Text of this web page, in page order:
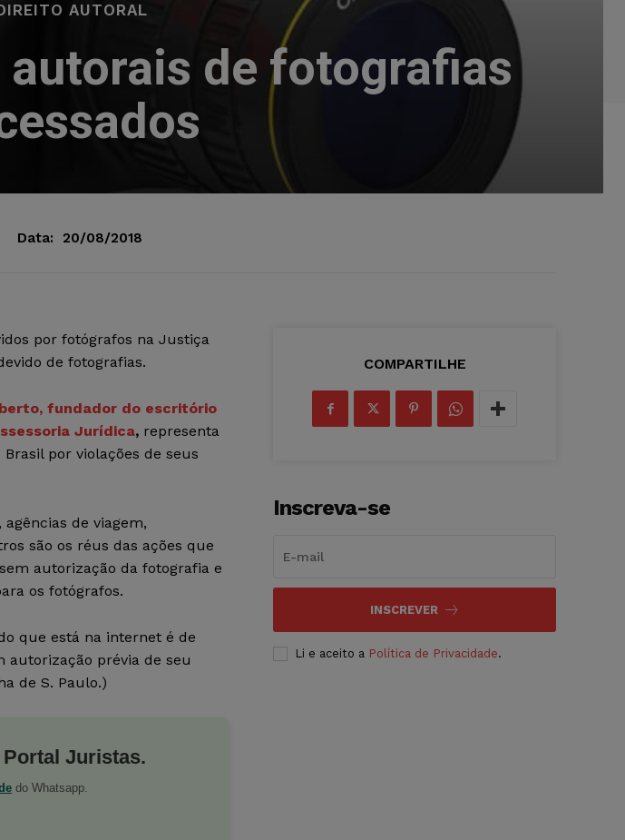
AUTORAL
de fotografias
Data: 20/08/2018
por fotógrafos na Justiça
de fotografias.
fundador do escritório
Jurídica, representa
por violações de seus
de viagem,
são os réus das ações que
autorização da fotografia e
os fotógrafos.
que está na internet é de
prévia de seu
de S. Paulo.)
Juristas.
do Whatsapp.
COMPARTILHE
Inscreva-se
INSCREVER
Li e aceito a Política de Privacidade.